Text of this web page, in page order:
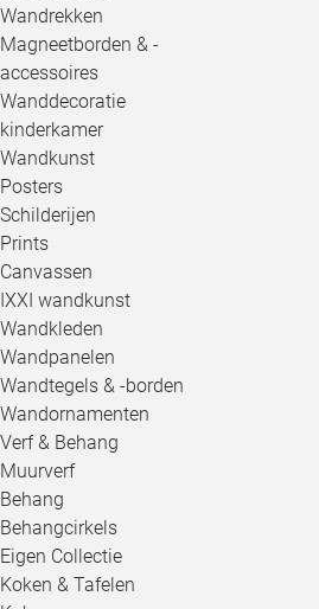
Wandrekken
Magneetborden & -
accessoires
Wanddecoratie
kinderkamer
Wandkunst
Posters
Schilderijen
Prints
Canvassen
IXXI wandkunst
Wandkleden
Wandpanelen
Wandtegels & -borden
Wandornamenten
Verf & Behang
Muurverf
Behang
Behangcirkels
Eigen Collectie
Koken & Tafelen